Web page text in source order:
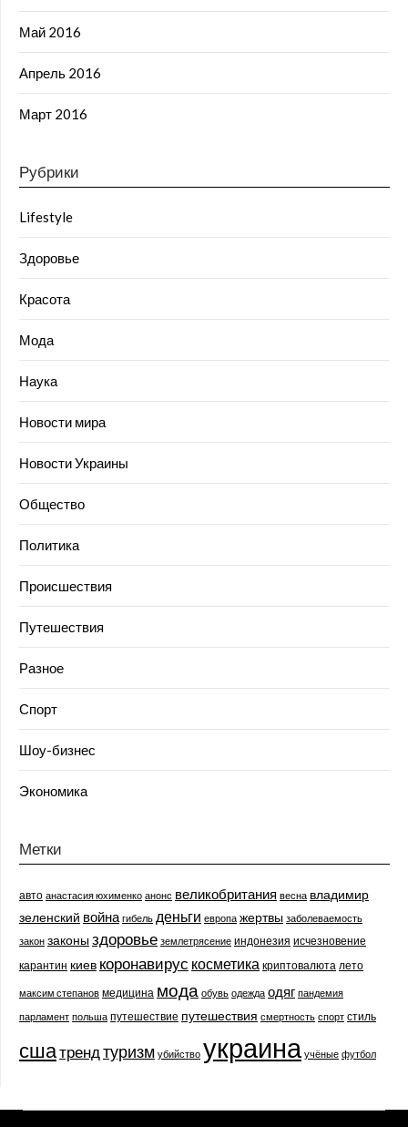
Май 2016
Апрель 2016
Март 2016
Рубрики
Lifestyle
Здоровье
Красота
Мода
Наука
Новости мира
Новости Украины
Общество
Политика
Происшествия
Путешествия
Разное
Спорт
Шоу-бизнес
Экономика
Метки
авто анастасия юхименко анонс великобритания весна владимир
зеленский война гибель деньги европа жертвы заболеваемость
закон законыздоровье землетрясение индонезия исчезновение
карантин киев коронавирус косметика криптовалюта лето
максим степанов медицина мода обувь одежда одяг пандемия
парламент польша путешествие путешествия смертность спорт стиль
сшатренд туризм убийство украина учёные футбол